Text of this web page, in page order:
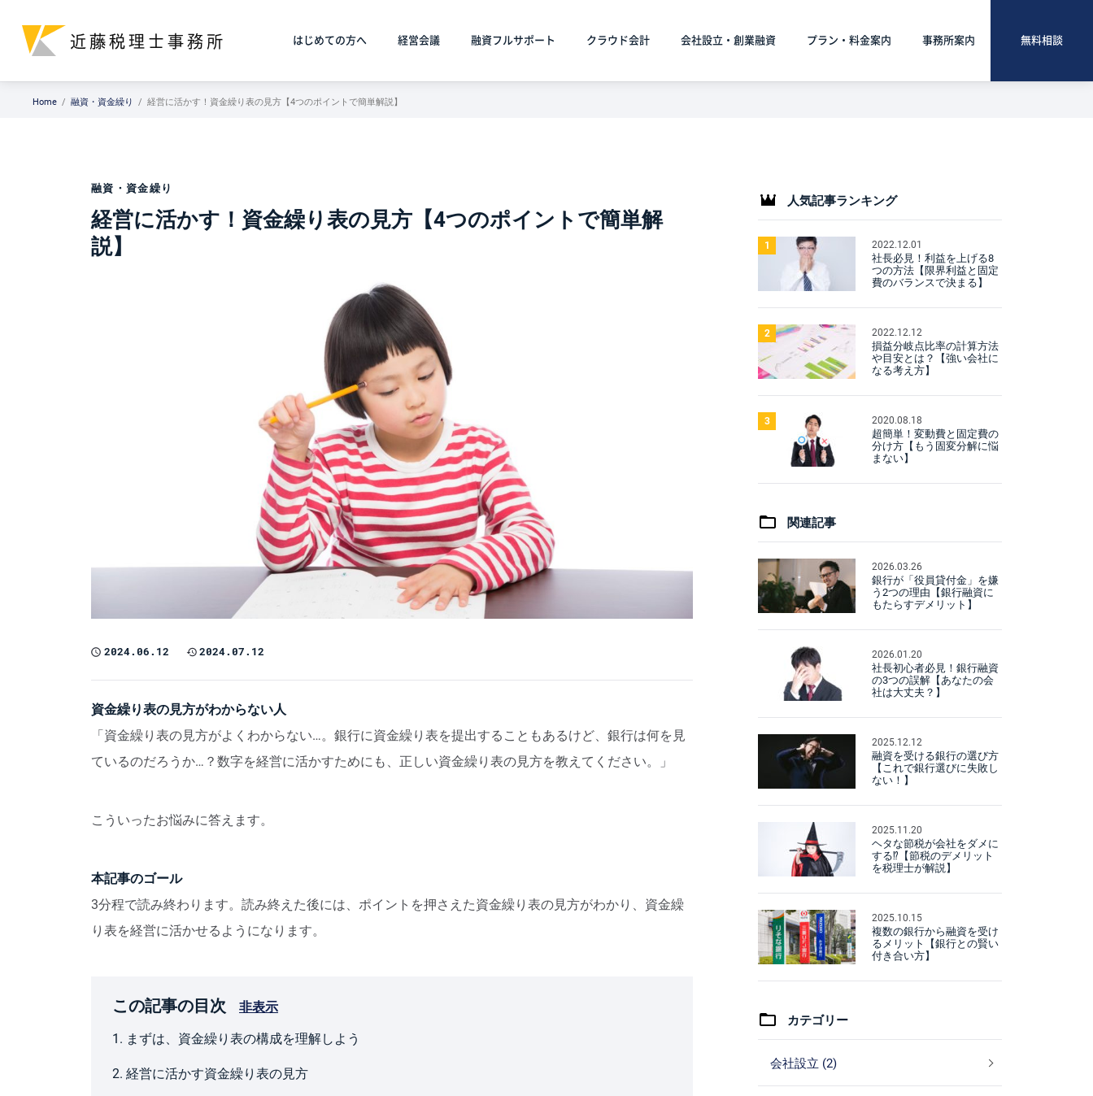
はじめての方へ 経営会議 融資フルサポート クラウド会計 会社設立・創業融資 プラン・料金案内 事務所案内 無料相談
Home 融資・資金繰り 経営に活かす！資金繰り表の見方【4つのポイントで簡単解説】
融資・資金繰り
経営に活かす！資金繰り表の見方【4つのポイントで簡単解
説】
2024.06.12 2024.07.12
資金繰り表の見方がわからない人
「資金繰り表の見方がよくわからない…。銀行に資金繰り表を提出することもあるけど、銀行は何を見
ているのだろうか…？数字を経営に活かすためにも、正しい資金繰り表の見方を教えてください。」
こういったお悩みに答えます。
本記事のゴール
3分程で読み終わります。読み終えた後には、ポイントを押さえた資金繰り表の見方がわかり、資金繰
り表を経営に活かせるようになります。
この記事の目次 非表示
1. まずは、資金繰り表の構成を理解しよう
2. 経営に活かす資金繰り表の見方
人気記事ランキング
1 2022.12.01
社長必見！利益を上げる8
つの方法【限界利益と固定
費のバランスで決まる】
2 2022.12.12
損益分岐点比率の計算方法
や目安とは？【強い会社に
なる考え方】
3 2020.08.18
超簡単！変動費と固定費の
分け方【もう固変分解に悩
まない】
関連記事
2026.03.26
銀行が「役員貸付金」を嫌
う2つの理由【銀行融資に
もたらすデメリット】
2026.01.20
社長初心者必見！銀行融資
の3つの誤解【あなたの会
社は大丈夫？】
2025.12.12
融資を受ける銀行の選び方
【これで銀行選びに失敗し
ない！】
2025.11.20
ヘタな節税が会社をダメに
する⁉【節税のデメリット
を税理士が解説】
2025.10.15
複数の銀行から融資を受け
るメリット【銀行との賢い
付き合い方】
カテゴリー
会社設立 (2)